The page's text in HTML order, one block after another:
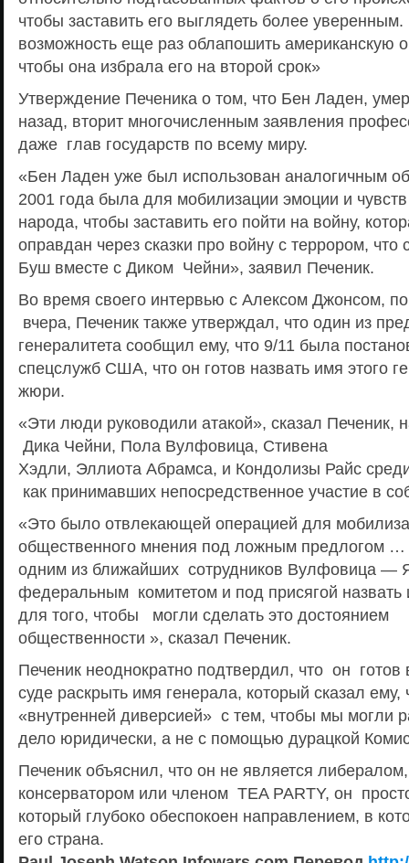
чтобы заставить его выглядеть более
возможность еще раз облапошить американскую
чтобы она избрала его на второй срок»
Утверждение Печеника о том, что Бен Ладен,
назад, вторит многочисленным заявления
даже глав государств по всему миру.
«Бен Ладен уже был использован аналогичным
2001 года была для мобилизации эмоции и
народа, чтобы заставить его пойти на войну,
оправдан через сказки про войну с террором,
Буш вместе с Диком Чейни», заявил Печеник.
Во время своего интервью с Алексом Джонсом,
вчера, Печеник также утверждал, что один из
генералитета сообщил ему, что 9/11 была
спецслужб США, что он готов назвать имя этого
жюри.
«Эти люди руководили атакой», сказал Печеник,
Дика Чейни, Пола Вулфовица, Стивена
Хэдли, Эллиота Абрамса, и Кондолизы Райс
как принимавших непосредственное участие в
«Это было отвлекающей операцией для
общественного мнения под ложным предлогом …
одним из ближайших сотрудников Вулфовица — Я
федеральным комитетом и под присягой назвать
для того, чтобы могли сделать это достоянием
общественности », сказал Печеник.
Печеник неоднократно подтвердил, что он
суде раскрыть имя генерала, который сказал
«внутренней диверсией» с тем, чтобы мы могли
дело юридически, а не с помощью дурацкой
Печеник объяснил, что он не является либералом,
консерватором или членом TEA PARTY, он
который глубоко обеспокоен направлением, в
его страна.